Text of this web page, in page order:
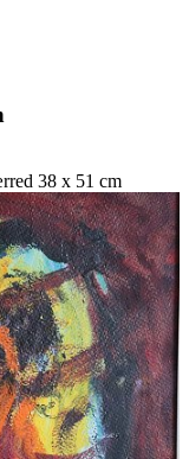
38 x 51 cm